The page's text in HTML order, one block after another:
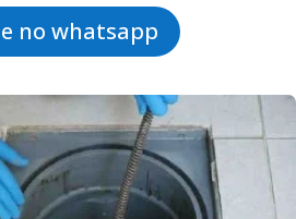
no whatsapp